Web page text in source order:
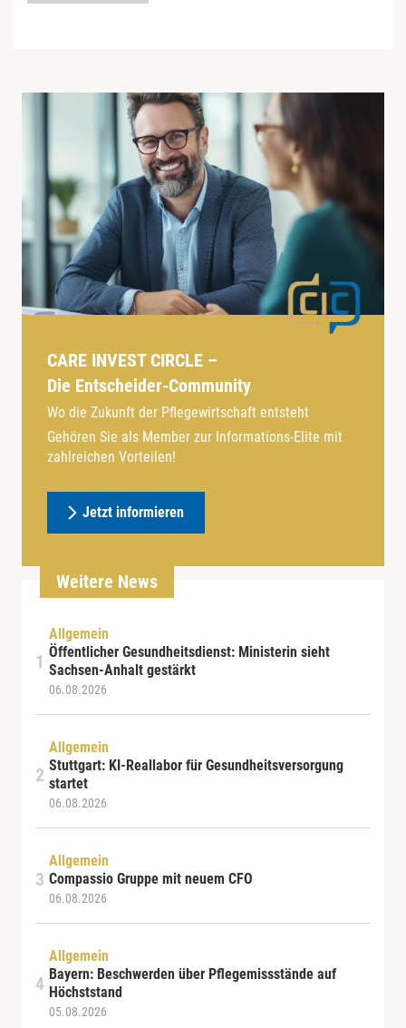
CARE INVEST CIRCLE –
Die Entscheider-Community
Wo die Zukunft der Pflegewirtschaft entsteht
Gehören Sie als Member zur Informations-Elite mit
zahlreichen Vorteilen!
Jetzt informieren
Weitere News
Allgemein
Öffentlicher Gesundheitsdienst: Ministerin sieht
Sachsen-Anhalt gestärkt
06.08.2026
Allgemein
Stuttgart: KI-Reallabor für Gesundheitsversorgung
startet
06.08.2026
Allgemein
Compassio Gruppe mit neuem CFO
06.08.2026
Allgemein
Bayern: Beschwerden über Pflegemissstände auf
Höchststand
05.08.2026